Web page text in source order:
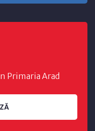
Primaria Arad